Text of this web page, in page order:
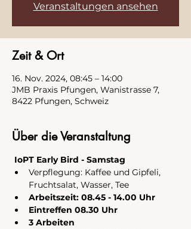
Veranstaltungen ansehen
Zeit & Ort
16. Nov. 2024, 08:45 – 14:00
JMB Praxis Pfungen, Wanistrasse 7,
8422 Pfungen, Schweiz
Über die Veranstaltung
IoPT Early Bird - Samstag
Verpflegung: Kaffee und Gipfeli,
Fruchtsalat, Wasser, Tee
Arbeitszeit: 08.45 - 14.00 Uhr
Eintreffen 08.30 Uhr
3 Arbeiten